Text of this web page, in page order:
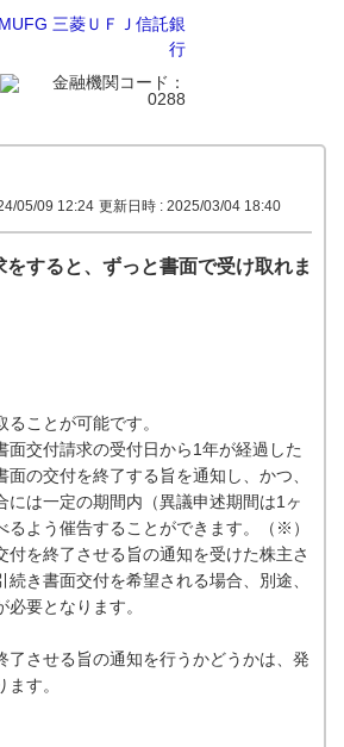
05/09 12:24 更新日時 : 2025/03/04 18:40
をすると、ずっと書面で受け取れま
ことが可能です。
面交付請求の受付日から1年が経過した
の交付を終了する旨を通知し、かつ、
には一定の期間内（異議申述期間は1ヶ
るよう催告することができます。（※）
付を終了させる旨の通知を受けた株主さ
続き書面交付を希望される場合、別途、
要となります。
させる旨の通知を行うかどうかは、発
す。